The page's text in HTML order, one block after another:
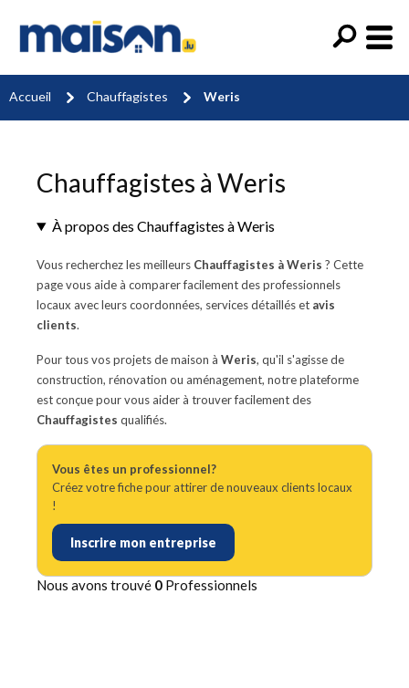
Accueil Chauffagistes Weris
Chauffagistes à Weris
À propos des Chauffagistes à Weris
Vous recherchez les meilleurs Chauffagistes à Weris ? Cette
page vous aide à comparer facilement des professionnels
locaux avec leurs coordonnées, services détaillés et avis
clients.
Pour tous vos projets de maison à Weris, qu'il s'agisse de
construction, rénovation ou aménagement, notre plateforme
est conçue pour vous aider à trouver facilement des
Chauffagistes qualifiés.
Vous êtes un professionnel?
Créez votre fiche pour attirer de nouveaux clients locaux
!
Inscrire mon entreprise
Nous avons trouvé 0 Professionnels